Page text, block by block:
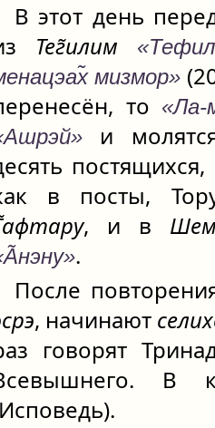
В этот день
Тег̃илим
мизмор»
то «Ла-
и
в посты,
, и в
.
После
, начинают
говорят
В